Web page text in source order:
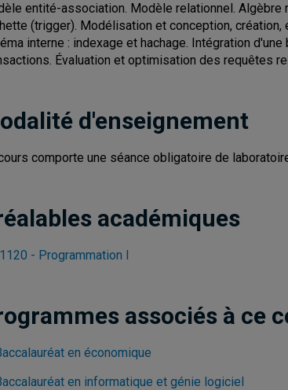
entité-association. Modèle relationnel.
(trigger). Modélisation et conception,
interne : indexage et hachage. Intégration
Évaluation et optimisation des requêtes
d'enseignement
comporte une séance obligatoire de
académiques
- Programmation I
associés à ce
en économique
en informatique et génie logiciel